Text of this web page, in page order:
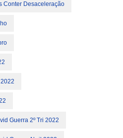
Conter Desaceleração
Guerra 2º Tri 2022